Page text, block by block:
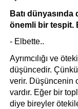
Batı
önemli bir tespit.
- Elbette..
Ayrımcılığı ve
düşüncedir.
verir. Düşüncenin
vardır. Eğer bir
diye bireyler